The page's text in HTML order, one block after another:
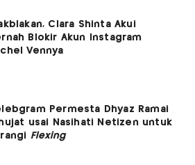
Clara Shinta Akui
Blokir Akun Instagram
Vennya
Permesta Dhyaz Ramai
usai Nasihati Netizen untuk
Flexing